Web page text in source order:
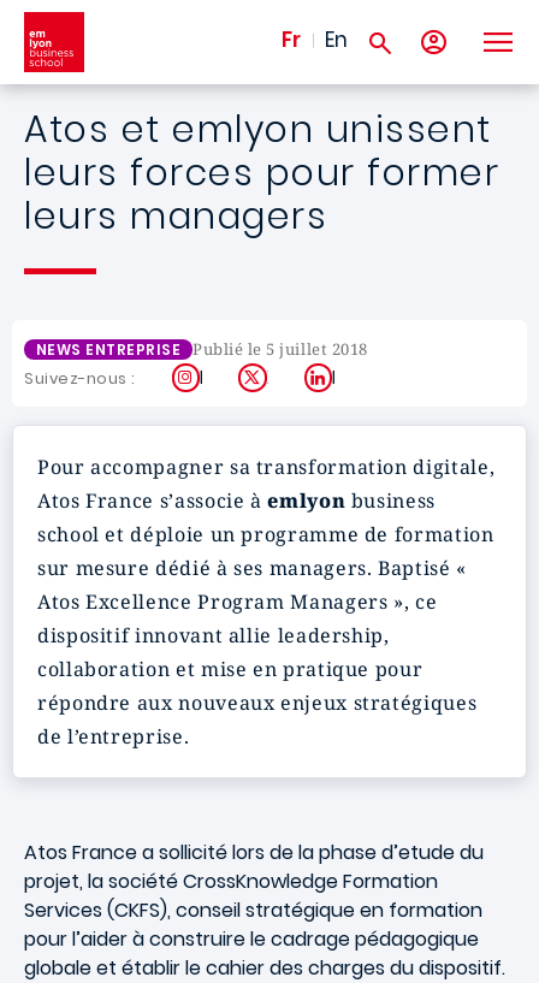
Aller au contenu principal
Fr En
Atos et emlyon unissent
leurs forces pour former
leurs managers
NEWS ENTREPRISE Publié le 5 juillet 2018
Suivez-nous : Instagram
X LinkedIn
Pour accompagner sa transformation digitale,
Atos France s’associe àemlyon business
school et déploie un programme de formation
sur mesure dédié à ses managers. Baptisé «
Atos Excellence Program Managers », ce
dispositif innovant allie leadership,
collaboration et mise en pratique pour
répondre aux nouveaux enjeux stratégiques
de l’entreprise.
Atos France a sollicité lors de la phase d’etude du
projet, la société CrossKnowledge Formation
Services (CKFS), conseil stratégique en formation
pour l’aider à construire le cadrage pédagogique
globale et établir le cahier des charges du dispositif.